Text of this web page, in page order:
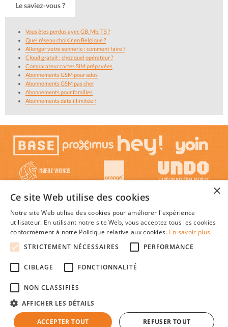
Le saviez-vous ?
Vous êtes perdus avec GB, Mb, TB ?
Quel réseau choisir en Belgique ?
Allonger votre sonnerie : comment faire ?
Cloud gratuit : chez quel opérateur ?
Comparateur cartes SIM prépayées
Abonnements GSM pour ados
Abonnements GSM pas cher
Abonnements pour familles
Abonnements data illimitée ?
avantageux en Belgique, au meilleur prix c'est facile !
Mon-Abonnement-Gsm.be est une publication indépendante de tout opérateur de
Abonnement-Tv-Internet.be|Credit-Auto.be Comparatif-Carte-De-Credit.be| Taux-prêt-
×
Ce site Web utilise des cookies
Notre site Web utilise des cookies pour améliorer l'expérience
utilisateur. En utilisant notre site Web, vous acceptez tous les cookies
conformément à notre Politique relative aux cookies. En savoir plus
STRICTEMENT NÉCESSAIRES
PERFORMANCE
CIBLAGE FONCTIONNALITÉ
NON CLASSIFIÉS
AFFICHER LES DÉTAILS
ACCEPTER TOUT REFUSER TOUT